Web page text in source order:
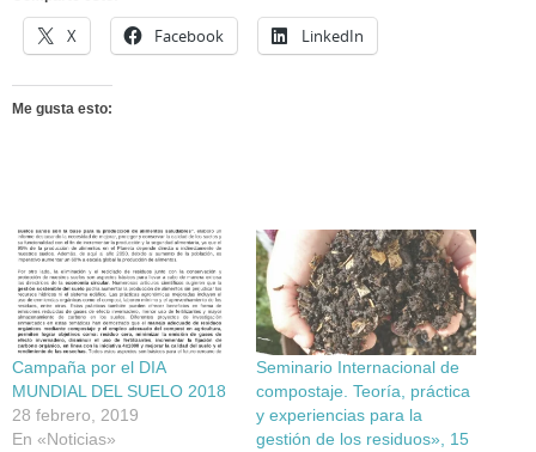
X Facebook LinkedIn
Me gusta esto:
Campaña por el DIA
MUNDIAL DEL SUELO 2018
28 febrero, 2019
En «Noticias»
Seminario Internacional de
compostaje. Teoría, práctica
y experiencias para la
gestión de los residuos», 15